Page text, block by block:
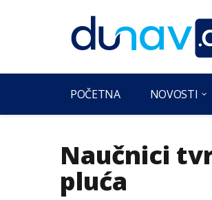
POČETNA NOVOSTI
Naučnici
pluća